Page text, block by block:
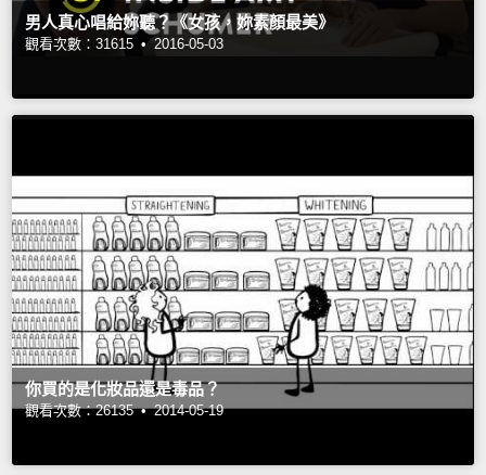
男人真心唱給妳聽？《女孩，妳素顏最美》
觀看次數：31615 • 2016-05-03
你買的是化妝品還是毒品？
觀看次數：26135 • 2014-05-19